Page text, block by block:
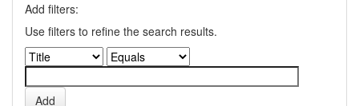
Add filters:
Use filters to refine the search results.